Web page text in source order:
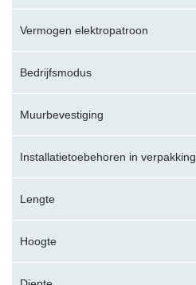
Vermogen elektropatroon
Bedrijfsmodus
Muurbevestiging
Installatietoebehoren in verpakking
Lengte
Hoogte